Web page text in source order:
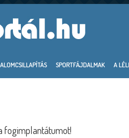
SPORTFÁJDALMAK A
fogimplantátumot!